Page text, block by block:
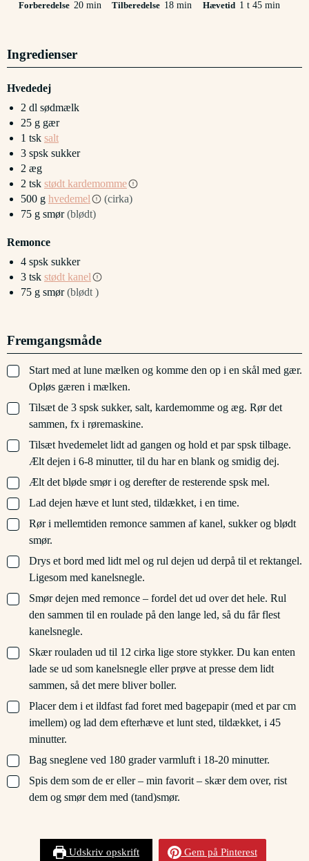
Forberedelse 20minutter
min Tilberedelse 18minutter
min Hævetid 1 time
t 45minutter
min
Ingredienser
Hvededej
2 dl sødmælk
25 g gær
1 tsk salt
3 spsk sukker
2 æg
2 tsk stødt kardemomme
500 g hvedemel
(cirka)
75 g smør (blødt)
Remonce
4 spsk sukker
3 tsk stødt kanel
75 g smør (blødt )
Fremgangsmåde
▢
Start med at lune mælken og komme den op i en skål med gær.
Opløs gæren i mælken.
▢
Tilsæt de 3 spsk sukker, salt, kardemomme og æg. Rør det
sammen, fx i røremaskine.
▢
Tilsæt hvedemelet lidt ad gangen og hold et par spsk tilbage.
Ælt dejen i 6-8 minutter, til du har en blank og smidig dej.
▢
Ælt det bløde smør i og derefter de resterende spsk mel.
▢
Lad dejen hæve et lunt sted, tildækket, i en time.
▢
Rør i mellemtiden remonce sammen af kanel, sukker og blødt
smør.
▢
Drys et bord med lidt mel og rul dejen ud derpå til et rektangel.
Ligesom med kanelsnegle.
▢
Smør dejen med remonce – fordel det ud over det hele. Rul
den sammen til en roulade på den lange led, så du får flest
kanelsnegle.
▢
Skær rouladen ud til 12 cirka lige store stykker. Du kan enten
lade se ud som kanelsnegle eller prøve at presse dem lidt
sammen, så det mere bliver boller.
▢
Placer dem i et ildfast fad foret med bagepapir (med et par cm
imellem) og lad dem efterhæve et lunt sted, tildækket, i 45
minutter.
▢
Bag sneglene ved 180 grader varmluft i 18-20 minutter.
▢
Spis dem som de er eller – min favorit – skær dem over, rist
dem og smør dem med (tand)smør.
Udskriv opskrift Gem på Pinterest